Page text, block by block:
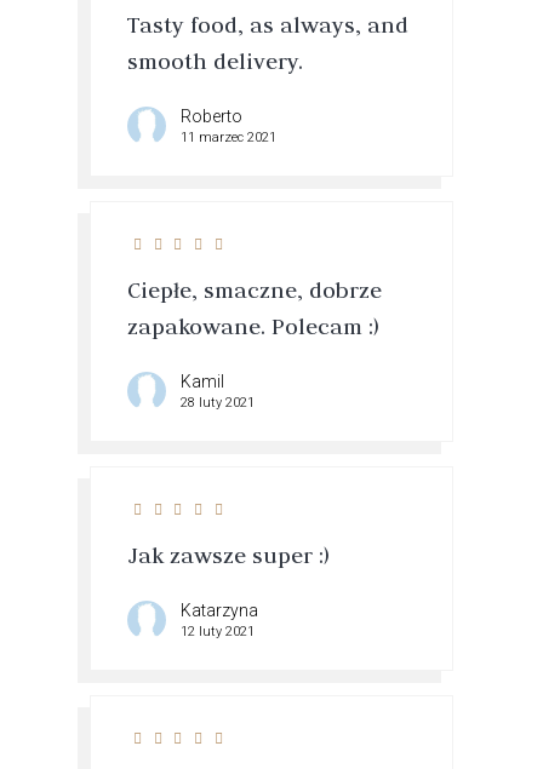
Tasty food, as always, and
smooth delivery.
Roberto
11 marzec 2021
Ciepłe, smaczne, dobrze
zapakowane. Polecam :)
Kamil
28 luty 2021
Jak zawsze super :)
Katarzyna
12 luty 2021